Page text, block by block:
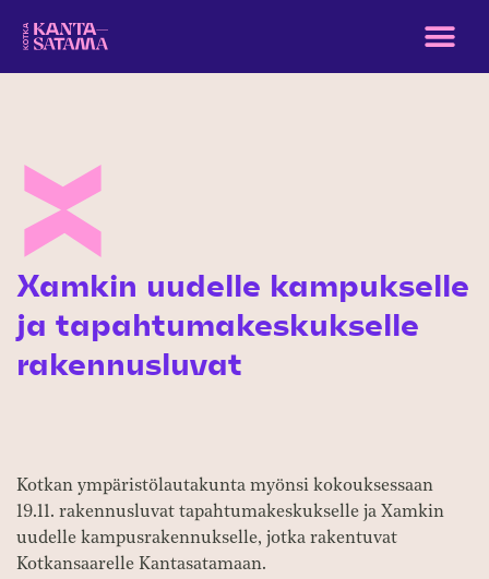
Xamkin uudelle kampukselle
ja tapahtumakeskukselle
rakennusluvat
Kotkan ympäristölautakunta myönsi kokouksessaan
19.11. rakennusluvat tapahtumakeskukselle ja Xamkin
uudelle kampusrakennukselle, jotka rakentuvat
Kotkansaarelle Kantasatamaan.